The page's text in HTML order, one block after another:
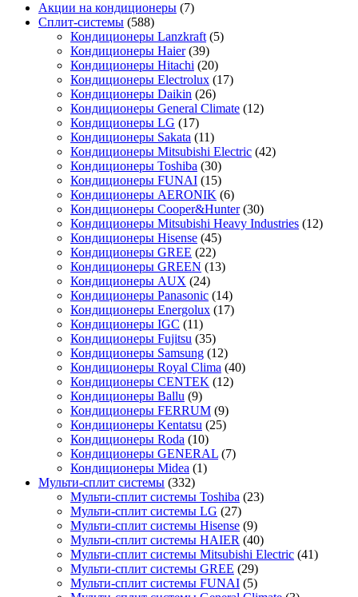
Акции на кондиционеры (7)
Сплит-системы (588)
Кондиционеры Lanzkraft (5)
Кондиционеры Haier (39)
Кондиционеры Hitachi (20)
Кондиционеры Electrolux (17)
Кондиционеры Daikin (26)
Кондиционеры General Climate (12)
Кондиционеры LG (17)
Кондиционеры Sakata (11)
Кондиционеры Mitsubishi Electric (42)
Кондиционеры Toshiba (30)
Кондиционеры FUNAI (15)
Кондиционеры AERONIK (6)
Кондиционеры Cooper&Hunter (30)
Кондиционеры Mitsubishi Heavy Industries (12)
Кондиционеры Hisense (45)
Кондиционеры GREE (22)
Кондиционеры GREEN (13)
Кондиционеры AUX (24)
Кондиционеры Panasonic (14)
Кондиционеры Energolux (17)
Кондиционеры IGC (11)
Кондиционеры Fujitsu (35)
Кондиционеры Samsung (12)
Кондиционеры Royal Clima (40)
Кондиционеры CENTEK (12)
Кондиционеры Ballu (9)
Кондиционеры FERRUM (9)
Кондиционеры Kentatsu (25)
Кондиционеры Roda (10)
Кондиционеры GENERAL (7)
Кондиционеры Midea (1)
Мульти-сплит системы (332)
Мульти-сплит системы Toshiba (23)
Мульти-сплит системы LG (27)
Мульти-сплит системы Hisense (9)
Мульти-сплит системы HAIER (40)
Мульти-сплит системы Mitsubishi Electric (41)
Мульти-сплит системы GREE (29)
Мульти-сплит системы FUNAI (5)